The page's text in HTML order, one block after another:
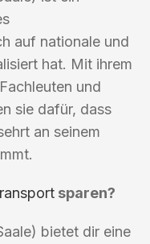
auf nationale und
hat. Mit ihrem
und
sie dafür, dass
an seinem
sparen?
bietet dir eine